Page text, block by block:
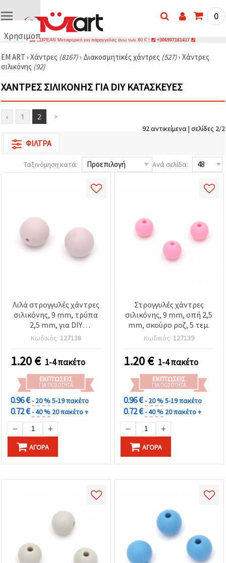
Χρησιμοποιούμε
🍪
Χρησιμοποιούμε
παρόμοιες
τεχνολογίες
για να
διασφαλίσουμε
τη σωστή
λειτουργία
ιστότοπου,
εμπειρία
επισκεψιμότητα
προβάλλουμε
τη βοήθεια
συνεργατών
αναλύσεις
Μπορείτε
συμφωνήσετε
χρησιμοποιήσετε
όλα τα
cookies
κάνοντας
κλικ στον
ιστότοπο!
καθορίστε
σας στις
κλικ στο
κουμπί
Αποθήκευση.
0
ΔΩΡΕΑΝ Μεταφορικά για παραγγελίες άνω των 80 € ! +306907161417
EM ART › Χάντρες (8167)› Διακοσμητικές χάντρες (527)› Χάντρες
σιλικόνης (92)
ΧΆΝΤΡΕΣ ΣΙΛΙΚΌΝΗΣ ΓΙΑ DIY ΚΑΤΑΣΚΕΥΈΣ
‹ 1 2 >
92 αντικείμενα | σελίδες 2/2
ΦΊΛΤΡΑ
Ταξινόμηση κατά: Ανά σελίδα:
Λιλά στρογγυλές χάντρες
σιλικόνης, 9 mm, τρύπα
2,5 mm, για DIY
κατασκευή κοσμημάτων
- 5 τεμ.
Κωδικός: 127138
1.20€ 1-4 πακέτο
ΕΚΠΤΏΣΕΙΣ
ΓΙΑ ΠΟΣΌΤΗΤΑ
0.96 €- 20 %5-19 πακέτο
0.72 €- 40 % 20 πακέτο +
ΑΓΟΡΆ
Στρογγυλές χάντρες
σιλικόνης, 9 mm, οπή 2,5
mm, σκούρο ροζ, 5 τεμ.
Κωδικός: 127139
1.20€ 1-4 πακέτο
ΕΚΠΤΏΣΕΙΣ
ΓΙΑ ΠΟΣΌΤΗΤΑ
0.96 €- 20 %5-19 πακέτο
0.72 €- 40 % 20 πακέτο +
ΑΓΟΡΆ